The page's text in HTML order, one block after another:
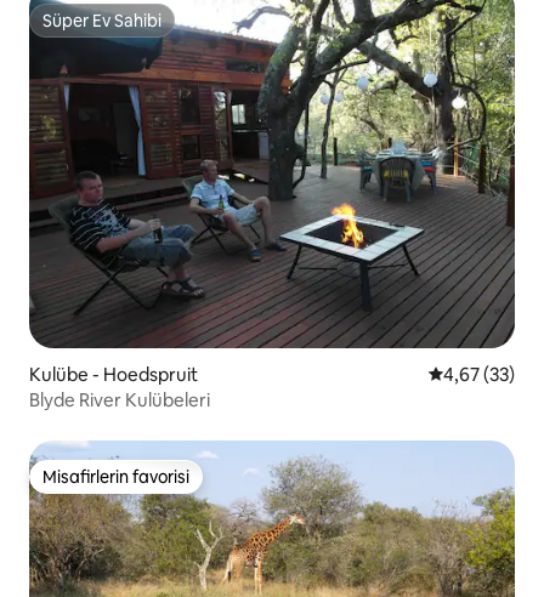
Süper Ev Sahibi
Süper Ev Sahibi
Kulübe - Hoedspruit 5 üzerinden
4,67 (33)
Blyde River Kulübeleri
Misafirlerin favorisi
Misafirlerin favorisi